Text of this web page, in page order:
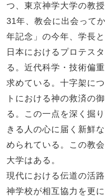
つ、東京神学大学の教
31年、教会に出会って
年記念」の今年、学長と
日本におけるプロテス
る。近代科学・技術偏
求めている。十字架に
トにおける神の救済の
る。この一点を深く掘
きる人の心に届く新鮮
められている。この教
大学はある。
現代における伝道の活
神学校が相互協力を更